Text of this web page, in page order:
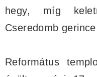
hegy, míg
Cseredomb
Református